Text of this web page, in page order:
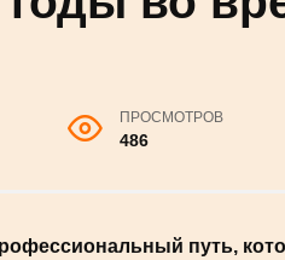
ПРОСМОТРОВ
486
профессиональный